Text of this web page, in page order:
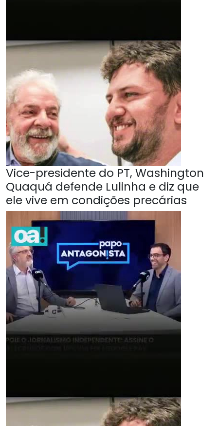
Vice-presidente do PT, Washington
Quaquá defende Lulinha e diz que
ele vive em condições precárias